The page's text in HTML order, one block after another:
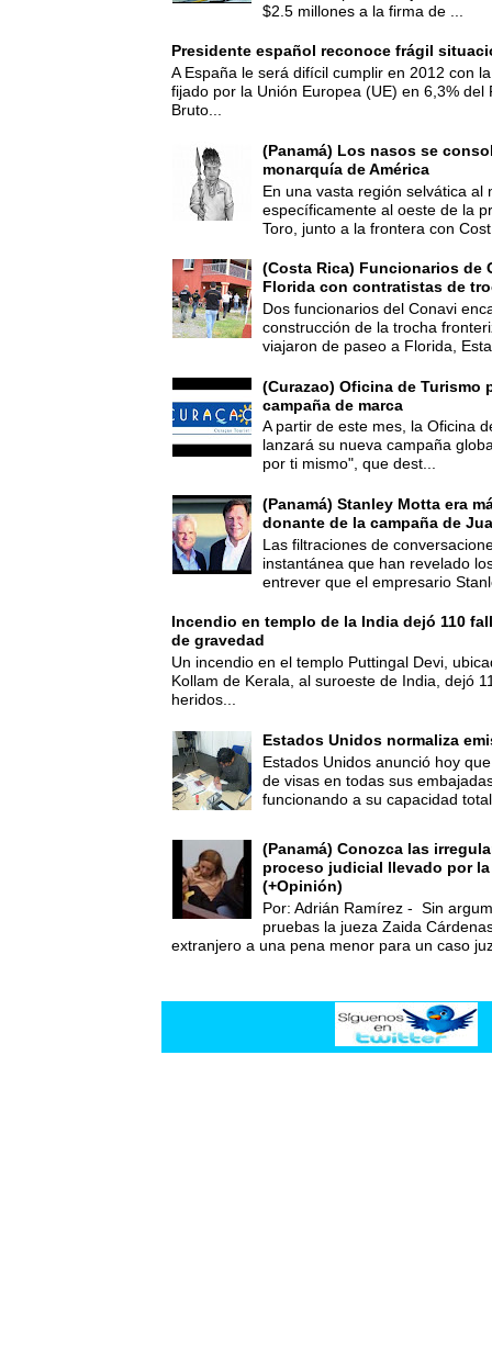
$2.5 millones a la firma de ...
Presidente español reconoce frágil
A España le será difícil cumplir en 2012 con
fijado por la Unión Europea (UE) en 6,3% del
Bruto...
(Panamá) Los nasos se
monarquía de América
En una vasta región selvática al
específicamente al oeste de la
Toro, junto a la frontera con
(Costa Rica) Funcionarios de
Florida con contratistas de
Dos funcionarios del Conavi
construcción de la trocha
viajaron de paseo a Florida,
(Curazao) Oficina de Turismo
campaña de marca
A partir de este mes, la Oficina
lanzará su nueva campaña
por ti mismo", que dest...
(Panamá) Stanley Motta era
donante de la campaña de
Las filtraciones de
instantánea que han revelado
entrever que el empresario
Incendio en templo de la India dejó 110
de gravedad
Un incendio en el templo Puttingal Devi,
Kollam de Kerala, al suroeste de India, dejó
heridos...
Estados Unidos normaliza
Estados Unidos anunció hoy
de visas en todas sus
funcionando a su capacidad
(Panamá) Conozca las
proceso judicial llevado por
(+Opinión)
Por: Adrián Ramírez - Sin
pruebas la jueza Zaida
extranjero a una pena menor para un caso